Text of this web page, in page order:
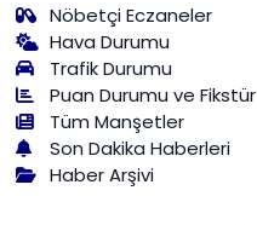
Nöbetçi Eczaneler
Hava Durumu
Trafik Durumu
Puan Durumu ve Fikstür
Tüm Manşetler
Son Dakika Haberleri
Haber Arşivi